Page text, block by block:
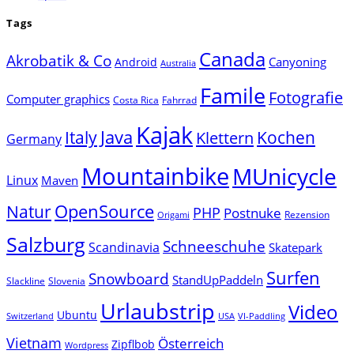
Tags
Akrobatik & Co Android Australia Canada Canyoning
Computer graphics Costa Rica Fahrrad Famile Fotografie
Germany Italy Java Kajak Klettern Kochen
Linux Maven MountainbikeMUnicycle
NaturOpenSource Origami PHP Postnuke Rezension
SalzburgScandinavia Schneeschuhe Skatepark
Slackline Slovenia Snowboard StandUpPaddeln Surfen
Switzerland Ubuntu Urlaubstrip USA VI-Paddling Video
Vietnam Wordpress Zipflbob Österreich